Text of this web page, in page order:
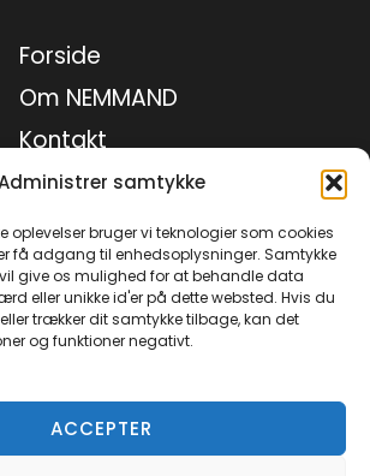
samtykke
oplevelser bruger vi teknologier som cookies
få adgang til enhedsoplysninger. Samtykke
give os mulighed for at behandle data
eller unikke id'er på dette websted. Hvis du
trækker dit samtykke tilbage, kan det
og funktioner negativt.
ACCEPTER
Forside
Om NEMMAND
Kontakt
Medie kit
Privatlivspolitik
Facebook
TikTok
YouTube